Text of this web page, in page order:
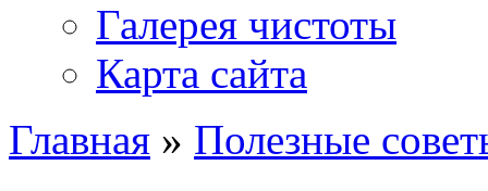
Галерея чистоты
Карта сайта
Главная » Полезные